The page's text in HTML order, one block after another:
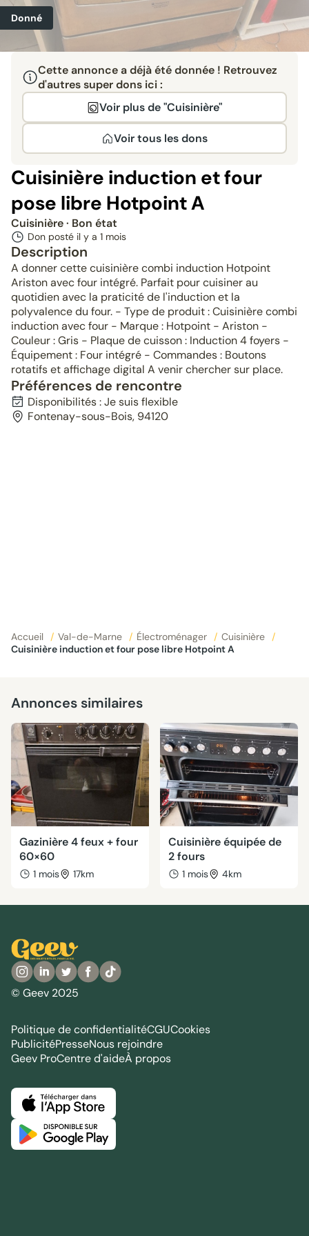
Donné
Cette annonce a déjà été donnée ! Retrouvez
d'autres super dons ici :
Voir plus de "Cuisinière"
Voir tous les dons
Cuisinière induction et four
pose libre Hotpoint A
Cuisinière· Bon état
Don posté il y a 1 mois
Description
A donner cette cuisinière combi induction Hotpoint
Ariston avec four intégré. Parfait pour cuisiner au
quotidien avec la praticité de l'induction et la
polyvalence du four. - Type de produit : Cuisinière combi
induction avec four - Marque : Hotpoint - Ariston -
Couleur : Gris - Plaque de cuisson : Induction 4 foyers -
Équipement : Four intégré - Commandes : Boutons
rotatifs et affichage digital A venir chercher sur place.
Préférences de rencontre
Disponibilités : Je suis flexible
Fontenay-sous-Bois, 94120
Accueil / Val-de-Marne / Électroménager / Cuisinière
/
Cuisinière induction et four pose libre Hotpoint A
Annonces similaires
Gazinière 4 feux + four
60×60
1 mois 17km
Cuisinière équipée de
2 fours
1 mois 4km
© Geev 2025
Politique de confidentialitéCGUCookies
PublicitéPresseNous rejoindre
Geev ProCentre d'aideÀ propos